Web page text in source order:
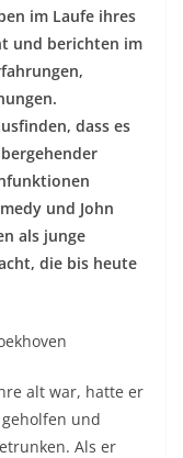
im Laufe ihres
und berichten im
dass es
und John
als junge
die bis heute
alt war, hatte er
und
Als er